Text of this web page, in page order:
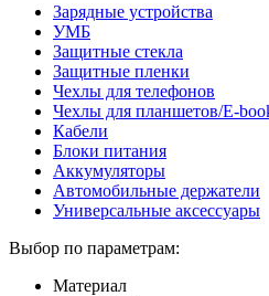
Зарядные устройства
УМБ
Защитные стекла
Защитные пленки
Чехлы для телефонов
Чехлы для планшетов/E-
Кабели
Блоки питания
Аккумуляторы
Автомобильные держатели
Универсальные аксессуары
Выбор по параметрам:
Материал